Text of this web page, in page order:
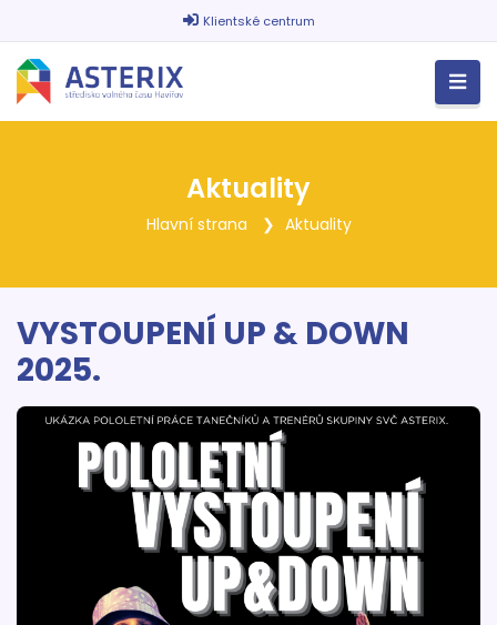
Klientské centrum
Aktuality
Hlavní strana Aktuality
VYSTOUPENÍ UP & DOWN
2025.